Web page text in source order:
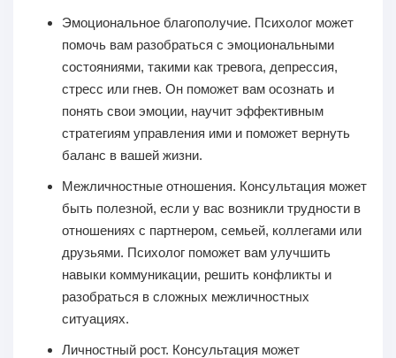
Эмоциональное благополучие. Психолог может
помочь вам разобраться с эмоциональными
состояниями, такими как тревога, депрессия,
стресс или гнев. Он поможет вам осознать и
понять свои эмоции, научит эффективным
стратегиям управления ими и поможет вернуть
баланс в вашей жизни.
Межличностные отношения. Консультация может
быть полезной, если у вас возникли трудности в
отношениях с партнером, семьей, коллегами или
друзьями. Психолог поможет вам улучшить
навыки коммуникации, решить конфликты и
разобраться в сложных межличностных
ситуациях.
Личностный рост. Консультация может